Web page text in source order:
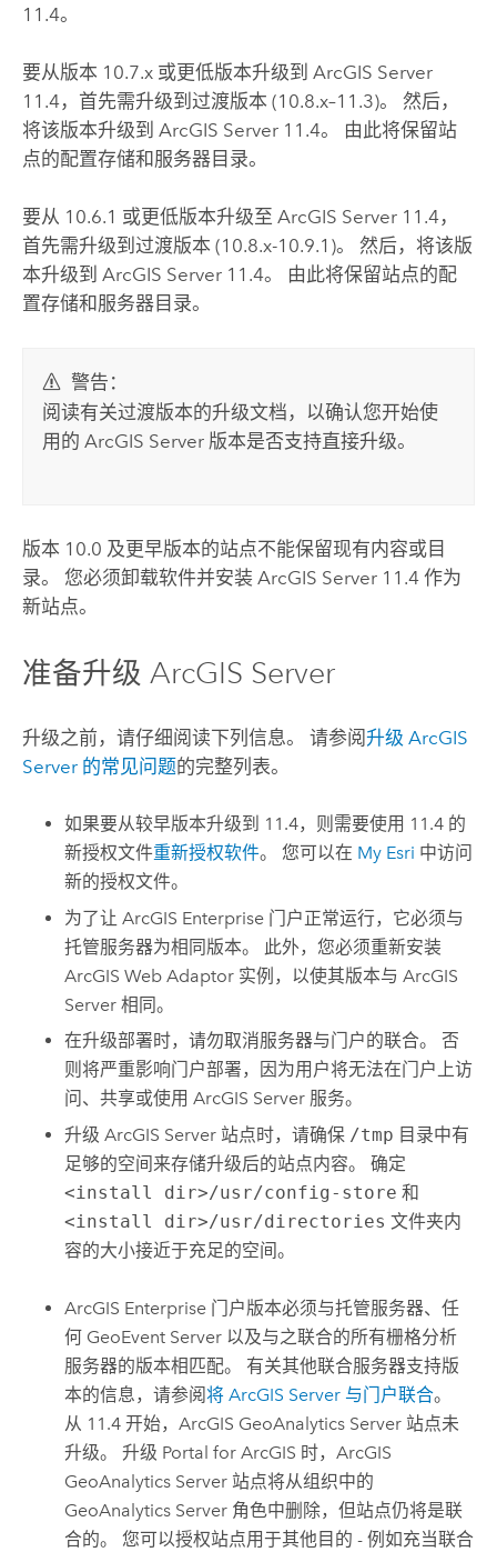
11.4。
要从版本 10.7.x 或更低版本升级到 ArcGIS Server
11.4，首先需升级到过渡版本 (10.8.x–11.3)。 然后，
将该版本升级到 ArcGIS Server 11.4。 由此将保留站
点的配置存储和服务器目录。
要从 10.6.1 或更低版本升级至 ArcGIS Server 11.4，
首先需升级到过渡版本 (10.8.x-10.9.1)。 然后，将该版
本升级到 ArcGIS Server 11.4。 由此将保留站点的配
置存储和服务器目录。
警告：
阅读有关过渡版本的升级文档，以确认您开始使
用的ArcGIS Server 版本是否支持直接升级。
版本 10.0 及更早版本的站点不能保留现有内容或目
录。 您必须卸载软件并安装 ArcGIS Server 11.4作为
新站点。
准备升级 ArcGIS Server
升级之前，请仔细阅读下列信息。 请参阅升级 ArcGIS
Server的常见问题的完整列表。
如果要从较早版本升级到 11.4，则需要使用 11.4 的
新授权文件重新授权软件。 您可以在 My Esri 中访问
新的授权文件。
为了让ArcGIS Enterprise 门户正常运行，它必须与
托管服务器为相同版本。 此外，您必须重新安装
ArcGIS Web Adaptor 实例，以使其版本与ArcGIS
Server 相同。
在升级部署时，请勿取消服务器与门户的联合。 否
则将严重影响门户部署，因为用户将无法在门户上访
问、共享或使用ArcGIS Server 服务。
升级ArcGIS Server 站点时，请确保 /tmp 目录中有
足够的空间来存储升级后的站点内容。 确定
<install dir>/usr/config-store 和
<install dir>/usr/directories 文件夹内
容的大小接近于充足的空间。
ArcGIS Enterprise 门户版本必须与托管服务器、任
何 GeoEvent Server 以及与之联合的所有栅格分析
服务器的版本相匹配。 有关其他联合服务器支持版
本的信息，请参阅将ArcGIS Server 与门户联合。
从 11.4 开始，ArcGIS GeoAnalytics Server 站点未
升级。 升级 Portal for ArcGIS 时，ArcGIS
GeoAnalytics Server 站点将从组织中的
GeoAnalytics Server 角色中删除，但站点仍将是联
合的。 您可以授权站点用于其他目的 - 例如充当联合